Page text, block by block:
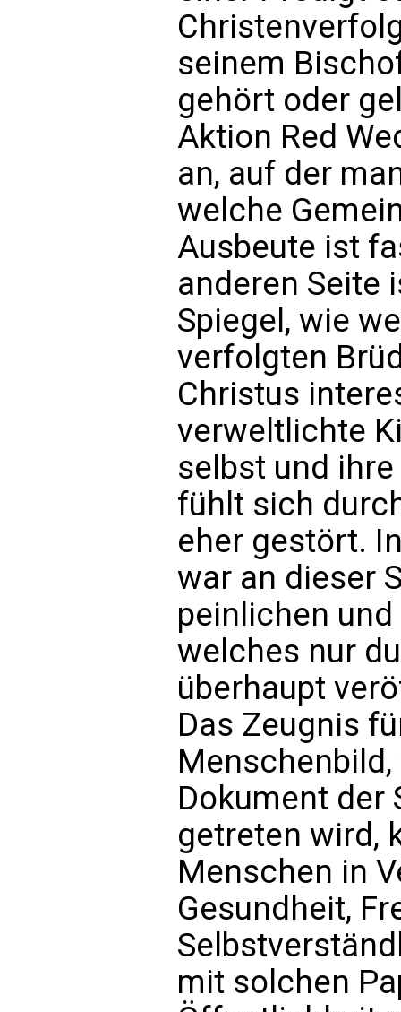
seinem
gehört oder
Aktion Red
an, auf der
welche
Ausbeute ist
anderen Seite
Spiegel, wie
verfolgten
Christus
verweltlichte
selbst und
fühlt sich
eher gestört.
war an dieser
peinlichen
welches nur
überhaupt
Das Zeugnis
Dokument der
getreten wird,
Menschen in
Gesundheit,
mit solchen